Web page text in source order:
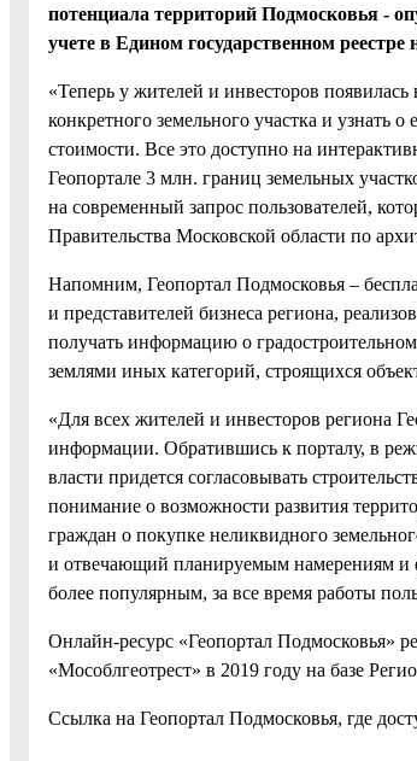
потенциала территорий Подмосковья -
учете в Едином государственном
«Теперь у жителей и инвесторов
конкретного земельного участка и узнать
стоимости. Все это доступно на
Геопортале 3 млн. границ земельных
на современный запрос пользователей,
Правительства Московской области по
Напомним, Геопортал Подмосковья –
и представителей бизнеса региона,
получать информацию о
землями иных категорий, строящихся
«Для всех жителей и инвесторов региона
информации. Обратившись к порталу, в
власти придется согласовывать
понимание о возможности развития
граждан о покупке неликвидного
и отвечающий планируемым намерениям и
более популярным, за все время работы
Онлайн-ресурс «Геопортал Подмосковья»
«Мособлгеотрест» в 2019 году на базе
Ссылка на Геопортал Подмосковья, где